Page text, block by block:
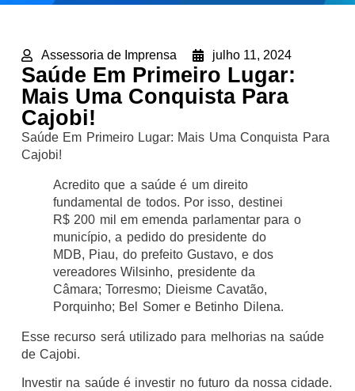
Assessoria de Imprensa julho 11, 2024
Saúde Em Primeiro Lugar:
Mais Uma Conquista Para
Cajobi!
Saúde Em Primeiro Lugar: Mais Uma Conquista Para
Cajobi!
Acredito que a saúde é um direito
fundamental de todos. Por isso, destinei
R$ 200 mil em emenda parlamentar para o
município, a pedido do presidente do
MDB, Piau, do prefeito Gustavo, e dos
vereadores Wilsinho, presidente da
Câmara; Torresmo; Dieisme Cavatão,
Porquinho; Bel Somer e Betinho Dilena.
Esse recurso será utilizado para melhorias na saúde
de Cajobi.
Investir na saúde é investir no futuro da nossa cidade.